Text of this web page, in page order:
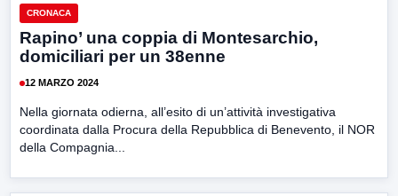
CRONACA
Rapino’ una coppia di Montesarchio,
domiciliari per un 38enne
12 MARZO 2024
Nella giornata odierna, all’esito di un’attività investigativa
coordinata dalla Procura della Repubblica di Benevento, il NOR
della Compagnia...